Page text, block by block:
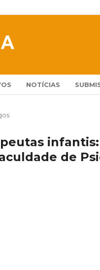
NOTÍCIAS
infantis:
de